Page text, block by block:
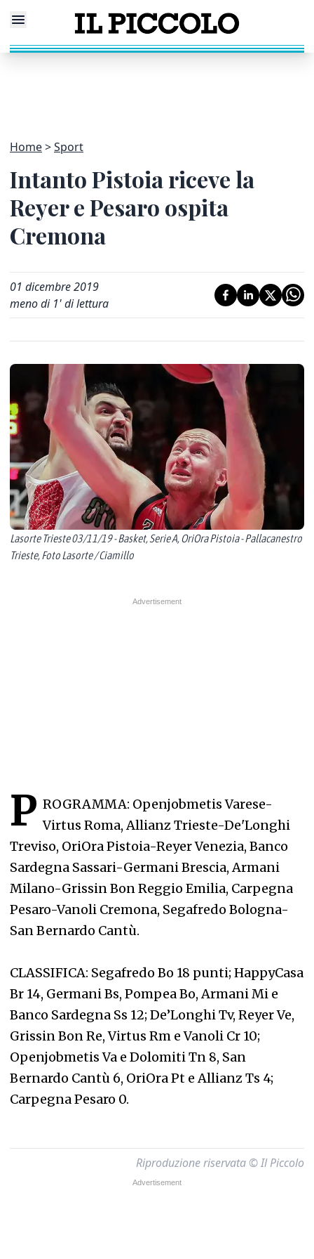
Home Sport
Intanto Pistoia riceve la
Reyer e Pesaro ospita
Cremona
01 dicembre 2019
meno di 1' di lettura
Lasorte Trieste 03/11/19 - Basket, Serie A, OriOra Pistoia - Pallacanestro
Trieste, Foto Lasorte / Ciamillo
P ROGRAMMA: Openjobmetis Varese-
Virtus Roma, Allianz Trieste-De'Longhi
Treviso, OriOra Pistoia-Reyer Venezia, Banco
Sardegna Sassari-Germani Brescia, Armani
Milano-Grissin Bon Reggio Emilia, Carpegna
Pesaro-Vanoli Cremona, Segafredo Bologna-
San Bernardo Cantù.
CLASSIFICA: Segafredo Bo 18 punti; HappyCasa
Br 14, Germani Bs, Pompea Bo, Armani Mi e
Banco Sardegna Ss 12; De’Longhi Tv, Reyer Ve,
Grissin Bon Re, Virtus Rm e Vanoli Cr 10;
Openjobmetis Va e Dolomiti Tn 8, San
Bernardo Cantù 6, OriOra Pt e Allianz Ts 4;
Carpegna Pesaro 0.
Riproduzione riservata © Il Piccolo